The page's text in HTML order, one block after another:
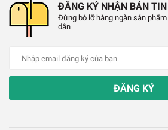
✔️Màu: bạc.
Chất liệu: Thép không gỉ.
Chiều dài: 7cm
ĐĂNG KÝ NHẬN BẢN
Đừng bỏ lỡ hàng ngàn sản
dẫn
ĐĂNG KÝ